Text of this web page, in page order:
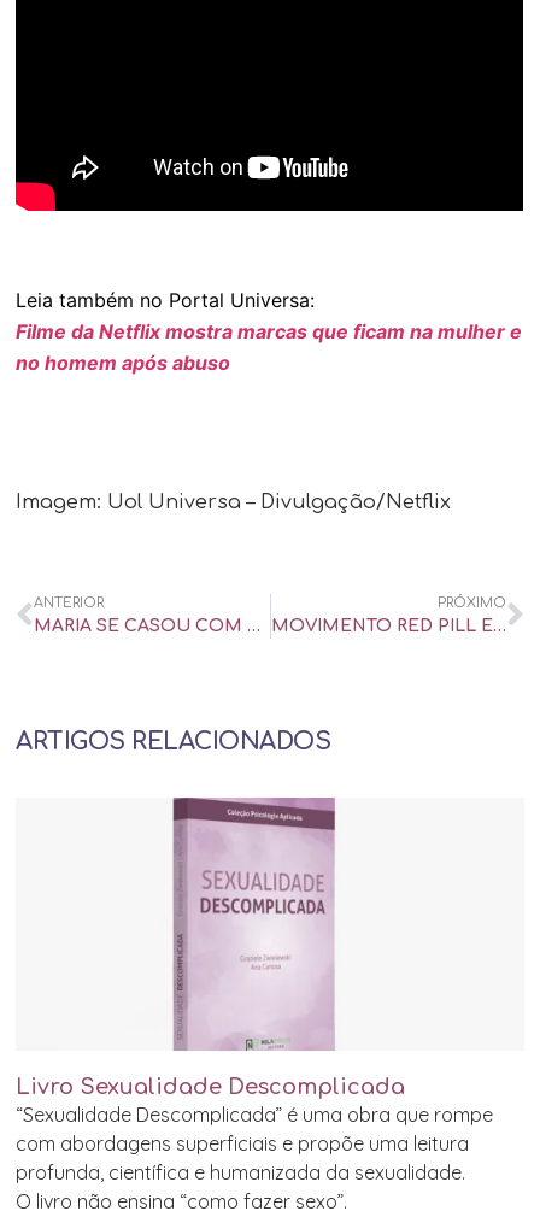
Leia também no Portal Universa:
Filme da Netflix mostra marcas que ficam na mulher e
no homem após abuso
Imagem: Uol Universa – Divulgação/Netflix
ANTERIOR
MARIA SE CASOU COM MULHER APÓS DEIXAR MARIDO: ‘TÉRMINO COM ELA DOEU MAIS’ – UOL UNIVERSA
PRÓXIMO
MOVIMENTO RED PILL EXPÕE DIFICULDADE DE HOMENS MISÓGINOS EM LIDAR COM RELAÇÕES AMOROSAS – CBN PARA MAIORES – NOITE TOTAL – ENTREVISTA
ARTIGOS RELACIONADOS
Livro Sexualidade Descomplicada
“Sexualidade Descomplicada” é uma obra que rompe
com abordagens superficiais e propõe uma leitura
profunda, científica e humanizada da sexualidade.
O livro não ensina “como fazer sexo”.